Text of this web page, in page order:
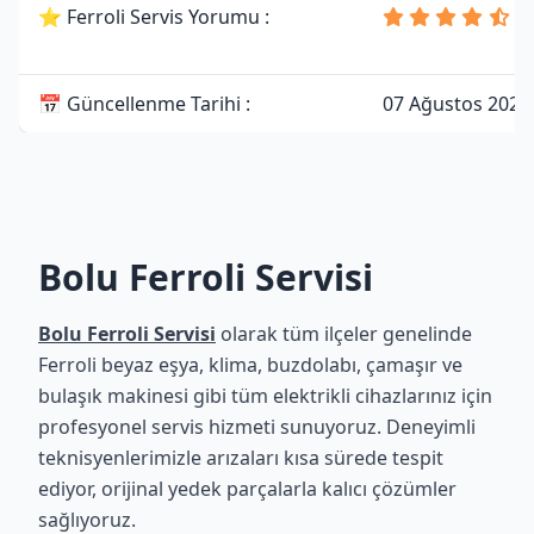
⭐ Ferroli Servis Yorumu :
📅 Güncellenme Tarihi : 07 Ağustos 2026
Bolu Ferroli Servisi
Bolu Ferroli Servisi olarak tüm ilçeler genelinde
Ferroli beyaz eşya, klima, buzdolabı, çamaşır ve
bulaşık makinesi gibi tüm elektrikli cihazlarınız için
profesyonel servis hizmeti sunuyoruz. Deneyimli
teknisyenlerimizle arızaları kısa sürede tespit
ediyor, orijinal yedek parçalarla kalıcı çözümler
sağlıyoruz.